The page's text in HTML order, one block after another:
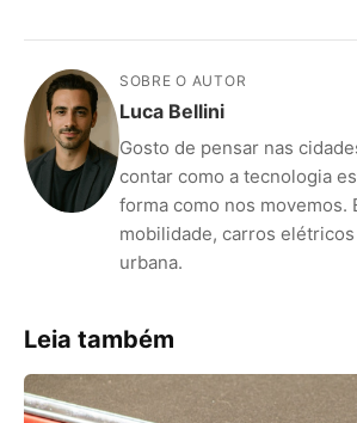
SOBRE O AUTOR
Luca Bellini
Gosto de pensar nas
contar como a tecnologia
forma como nos movemos.
mobilidade, carros
urbana.
Leia também